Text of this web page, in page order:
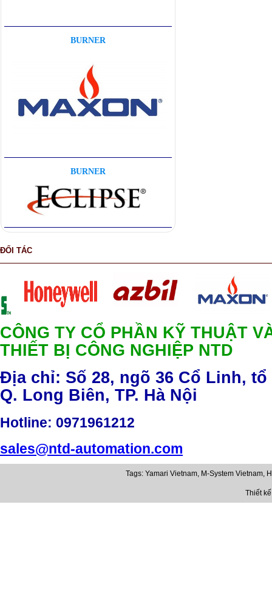
BURNER
BURNER
ĐỐI TÁC
CÔNG TY CỔ PHẦN KỸ THUẬT
THIẾT BỊ CÔNG NGHIỆP NTD
Địa chỉ: Số 28, ngõ 36 Cổ Linh, tổ
Q. Long Biên, TP. Hà Nội
Hotline: 0971961212
sales@ntd-automation.com
Tags: Yamari Vietnam, M-System Vietnam,
Thiết